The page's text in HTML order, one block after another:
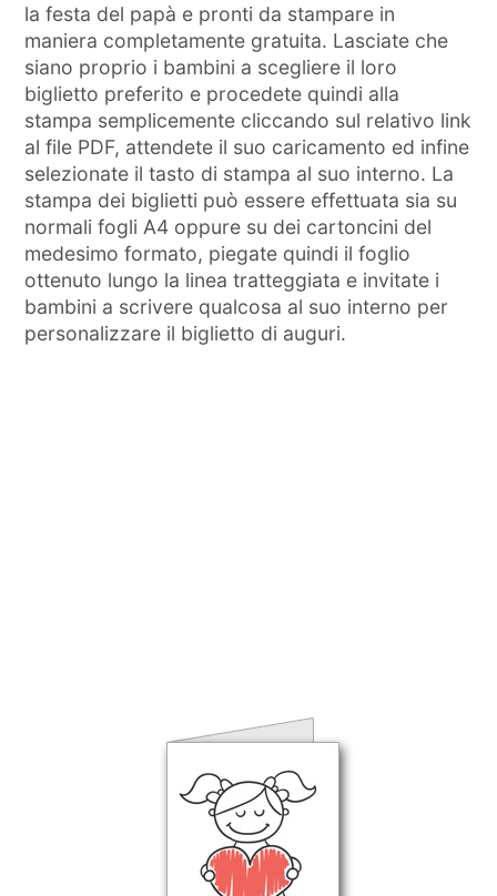
la festa del papà e pronti da stampare in
maniera completamente gratuita. Lasciate che
siano proprio i bambini a scegliere il loro
biglietto preferito e procedete quindi alla
stampa semplicemente cliccando sul relativo link
al file PDF, attendete il suo caricamento ed infine
selezionate il tasto di stampa al suo interno. La
stampa dei biglietti può essere effettuata sia su
normali fogli A4 oppure su dei cartoncini del
medesimo formato, piegate quindi il foglio
ottenuto lungo la linea tratteggiata e invitate i
bambini a scrivere qualcosa al suo interno per
personalizzare il biglietto di auguri.